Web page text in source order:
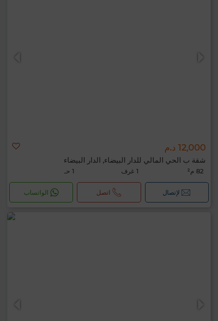
12,000 د.م
شقة ب الحي المالي للدار البيضاء, الدار البيضاء
82 م² 1 غرف 1 حـ
لإتصال اتصل الواتساب